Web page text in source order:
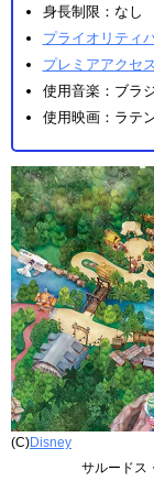
身長制限：なし
プライオリティ
プレミアアクセ
使用音楽：ブラ
使用映画：ラテ
(C)Disney
サルードス